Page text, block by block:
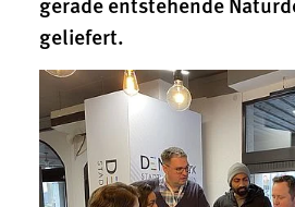
geliefert.Cookie Laufzeit:
Performance
Name:
staticfilecache